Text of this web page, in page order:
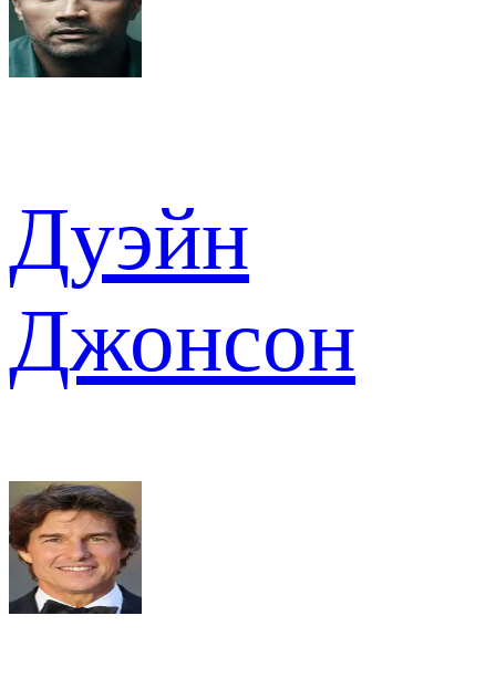
Дуэйн
Джонсон